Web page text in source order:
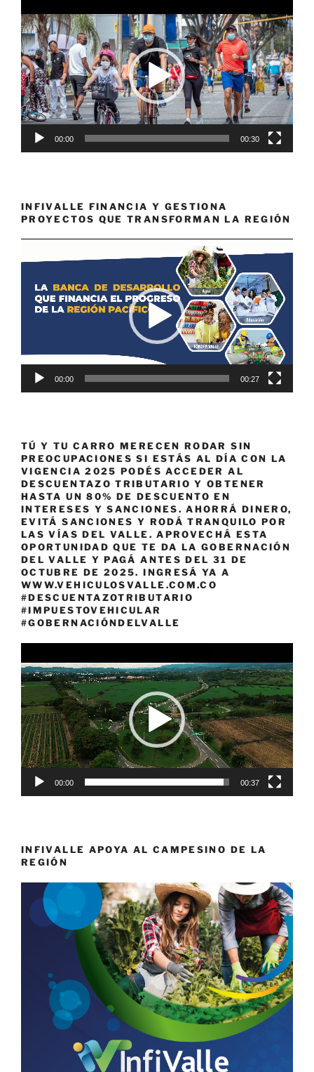
de
vídeo
00:00 00:30
INFIVALLE FINANCIA Y GESTIONA
PROYECTOS QUE TRANSFORMAN LA REGIÓN
de
00:00 00:27
TÚ Y TU CARRO MERECEN RODAR SIN
PREOCUPACIONES SI ESTÁS AL DÍA CON LA
VIGENCIA 2025 PODÉS ACCEDER AL
DESCUENTAZO TRIBUTARIO Y OBTENER
HASTA UN 80% DE DESCUENTO EN
INTERESES Y SANCIONES. AHORRÁ DINERO,
EVITÁ SANCIONES Y RODÁ TRANQUILO POR
LAS VÍAS DEL VALLE. APROVECHÁ ESTA
OPORTUNIDAD QUE TE DA LA GOBERNACIÓN
DEL VALLE Y PAGÁ ANTES DEL 31 DE
OCTUBRE DE 2025. INGRESÁ YA A
WWW.VEHICULOSVALLE.COM.CO
#DESCUENTAZOTRIBUTARIO
#IMPUESTOVEHICULAR
#GOBERNACIÓNDELVALLE
de
vídeo
00:00 00:37
INFIVALLE APOYA AL CAMPESINO DE LA
REGIÓN